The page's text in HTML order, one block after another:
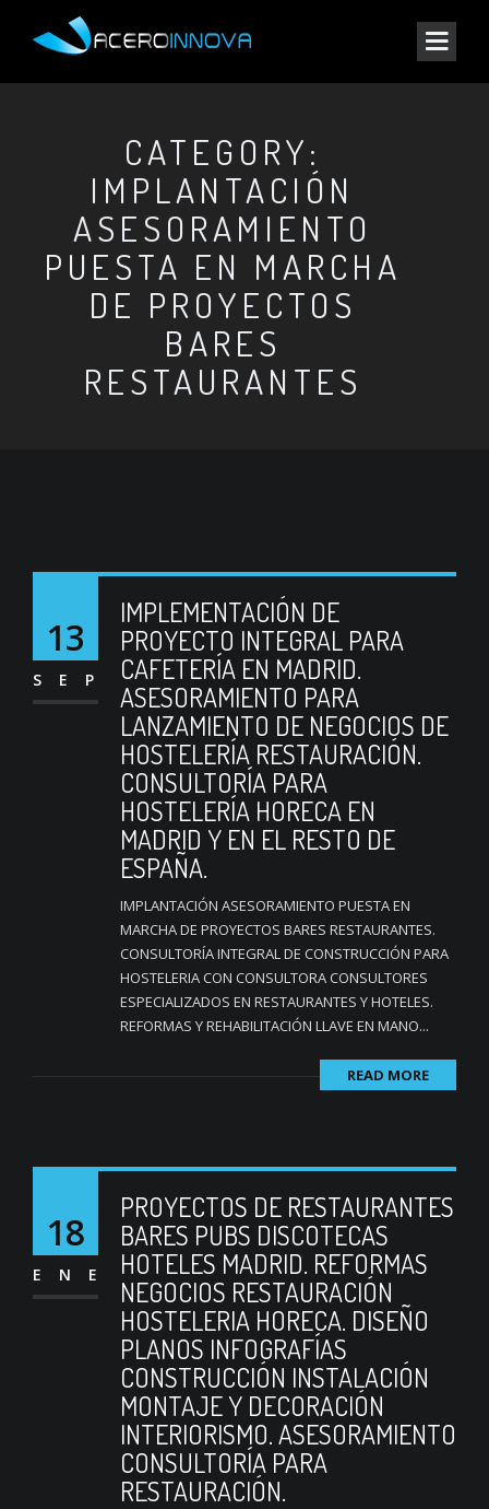
CATEGORY:
IMPLANTACIÓN
ASESORAMIENTO
PUESTA EN MARCHA
DE PROYECTOS
BARES
RESTAURANTES
13
SEP
IMPLEMENTACIÓN DE
PROYECTO INTEGRAL PARA
CAFETERÍA EN MADRID.
ASESORAMIENTO PARA
LANZAMIENTO DE NEGOCIOS DE
HOSTELERÍA RESTAURACIÓN.
CONSULTORÍA PARA
HOSTELERÍA HORECA EN
MADRID Y EN EL RESTO DE
ESPAÑA.
IMPLANTACIÓN ASESORAMIENTO PUESTA EN
MARCHA DE PROYECTOS BARES RESTAURANTES.
CONSULTORÍA INTEGRAL DE CONSTRUCCIÓN PARA
HOSTELERIA CON CONSULTORA CONSULTORES
ESPECIALIZADOS EN RESTAURANTES Y HOTELES.
REFORMAS Y REHABILITACIÓN LLAVE EN MANO...
READ MORE
18
ENE
PROYECTOS DE RESTAURANTES
BARES PUBS DISCOTECAS
HOTELES MADRID. REFORMAS
NEGOCIOS RESTAURACIÓN
HOSTELERIA HORECA. DISEÑO
PLANOS INFOGRAFÍAS
CONSTRUCCIÓN INSTALACIÓN
MONTAJE Y DECORACIÓN
INTERIORISMO. ASESORAMIENTO
CONSULTORÍA PARA
RESTAURACIÓN.